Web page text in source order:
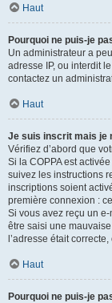
Haut
Pourquoi ne puis-je
Un administrateur a
adresse IP, ou interdit
contactez un
Haut
Je suis inscrit mais je
Vérifiez d’abord que
Si la COPPA est
suivez les instructions
inscriptions soient
première connexion :
Si vous avez reçu un
être saisi une
l’adresse était
Haut
Pourquoi ne puis-je